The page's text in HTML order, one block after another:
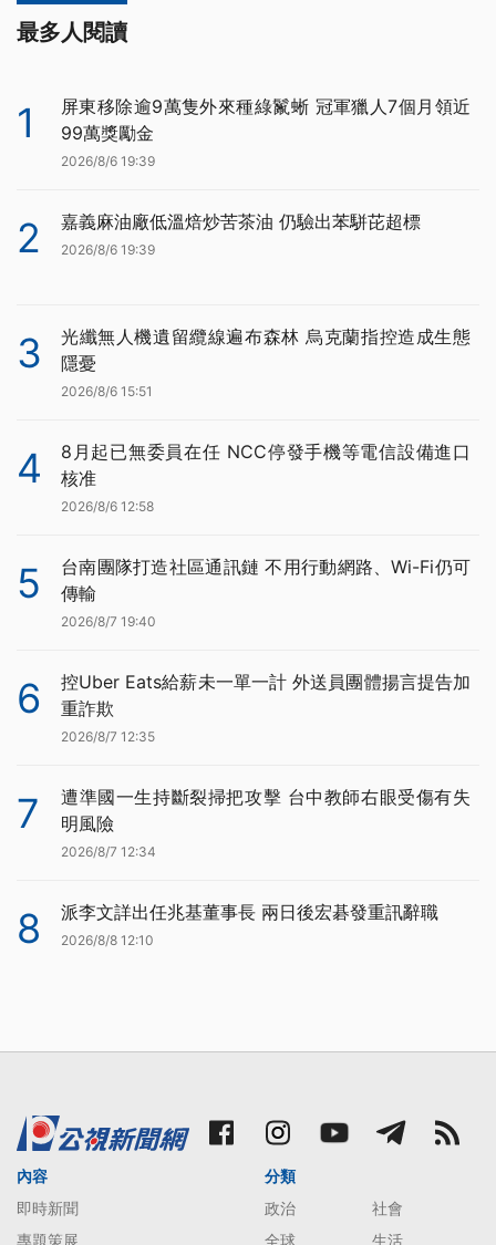
最多人閱讀
1
屏東移除逾9萬隻外來種綠鬣蜥 冠軍獵人7個月領近
99萬獎勵金
2026/8/6 19:39
2 嘉義麻油廠低溫焙炒苦茶油 仍驗出苯駢芘超標
2026/8/6 19:39
3
光纖無人機遺留纜線遍布森林 烏克蘭指控造成生態
隱憂
2026/8/6 15:51
4
8月起已無委員在任 NCC停發手機等電信設備進口
核准
2026/8/6 12:58
5
台南團隊打造社區通訊鏈 不用行動網路、Wi-Fi仍可
傳輸
2026/8/7 19:40
6
控Uber Eats給薪未一單一計 外送員團體揚言提告加
重詐欺
2026/8/7 12:35
7
遭準國一生持斷裂掃把攻擊 台中教師右眼受傷有失
明風險
2026/8/7 12:34
8 派李文詳出任兆基董事長 兩日後宏碁發重訊辭職
2026/8/8 12:10
內容
即時新聞
專題策展
分類
政治
社會
全球
生活